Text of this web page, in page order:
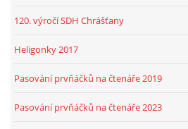
120. výročí SDH Chrášťany
Heligonky 2017
Pasování prvňáčků na čtenáře 2019
Pasování prvňáčků na čtenáře 2023